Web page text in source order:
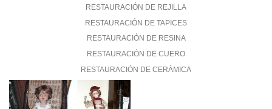
RESTAURACIÓN DE REJILLA
RESTAURACIÓN DE TAPICES
RESTAURACIÓN DE RESINA
RESTAURACIÓN DE CUERO
RESTAURACIÓN DE CERÁMICA